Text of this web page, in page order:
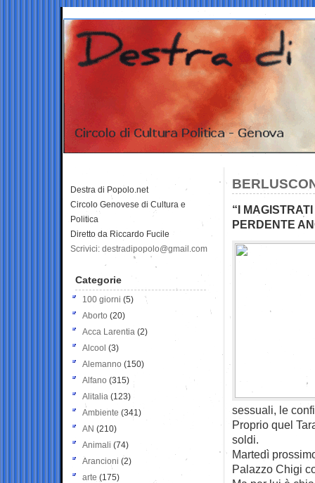
“I
PERDENTE
sessuali, le
Proprio quel
soldi.
Martedì
Palazzo Chigi
Destra di Popolo.net
Circolo Genovese di Cultura e
Politica
Diretto da Riccardo Fucile
Scrivici: destradipopolo@gmail.com
Categorie
100 giorni (5)
Aborto (20)
Acca Larentia (2)
Alcool (3)
Alemanno (150)
Alfano (315)
Alitalia (123)
Ambiente (341)
AN (210)
Animali (74)
Arancioni (2)
arte (175)